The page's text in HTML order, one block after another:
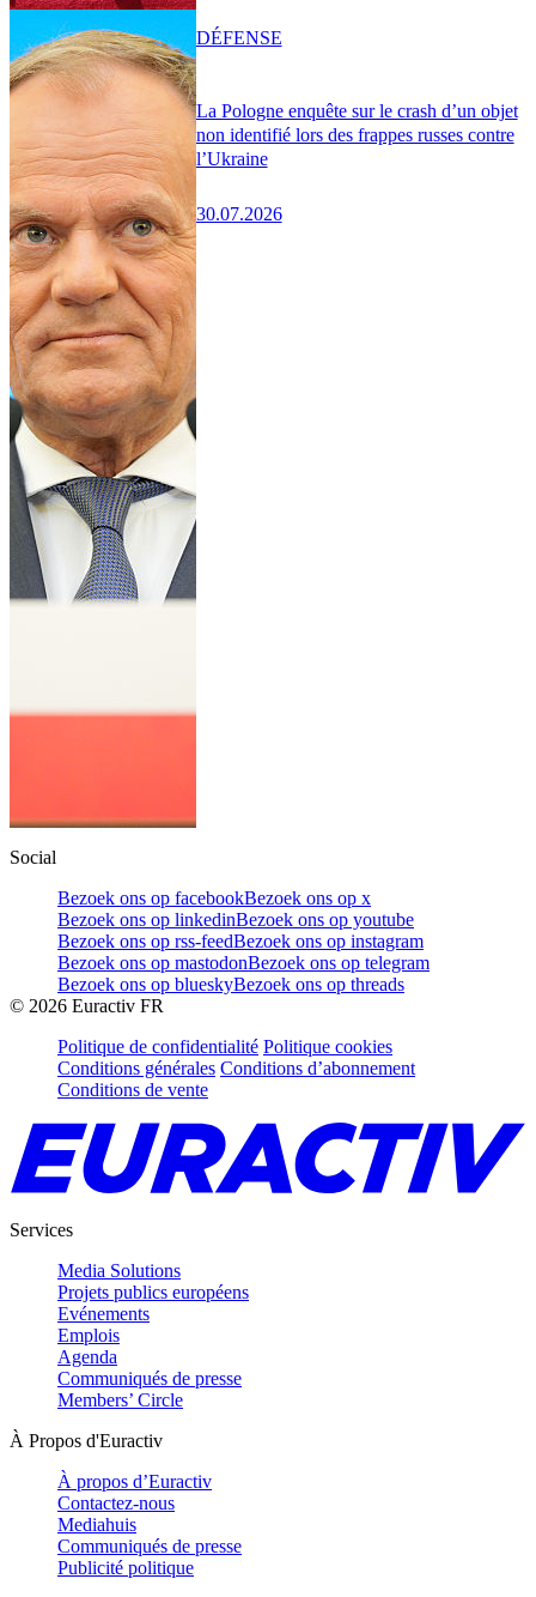
La Pologne enquête sur le crash d’un objet
non identifié lors des frappes russes contre
l’Ukraine
30.07.2026
DÉFENSE
Social
Bezoek ons op facebookBezoek ons op x
Bezoek ons op linkedinBezoek ons op youtube
Bezoek ons op rss-feedBezoek ons op instagram
Bezoek ons op mastodonBezoek ons op telegram
Bezoek ons op blueskyBezoek ons op threads
© 2026 Euractiv FR
Politique de confidentialité Politique cookies
Conditions générales Conditions d’abonnement
Conditions de vente
Services
Media Solutions
Projets publics européens
Evénements
Emplois
Agenda
Communiqués de presse
Members’ Circle
À Propos d'Euractiv
À propos d’Euractiv
Contactez-nous
Mediahuis
Communiqués de presse
Publicité politique